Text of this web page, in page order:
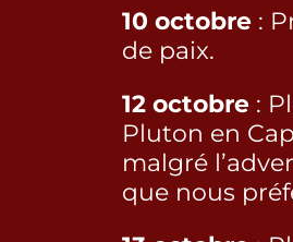
10 octobre :
de paix.
12 octobre :
Pluton en
malgré
que nous